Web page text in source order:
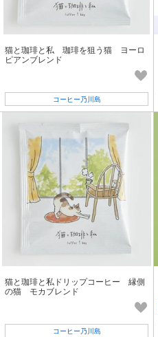
猫と珈琲と私 珈琲を狙う猫 ヨーロ
ピアンブレンド
コーヒー乃川島
猫と珈琲と私ドリップコーヒー 縁側
の猫 モカブレンド
コーヒー乃川島